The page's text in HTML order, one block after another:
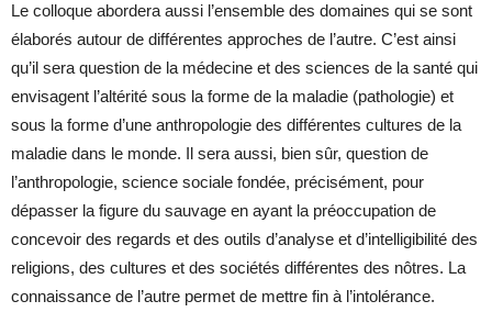
Le colloque abordera aussi l’ensemble des domaines qui se sont
élaborés autour de différentes approches de l’autre. C’est ainsi
qu’il sera question de la médecine et des sciences de la santé qui
envisagent l’altérité sous la forme de la maladie (pathologie) et
sous la forme d’une anthropologie des différentes cultures de la
maladie dans le monde. Il sera aussi, bien sûr, question de
l’anthropologie, science sociale fondée, précisément, pour
dépasser la figure du sauvage en ayant la préoccupation de
concevoir des regards et des outils d’analyse et d’intelligibilité des
religions, des cultures et des sociétés différentes des nôtres. La
connaissance de l’autre permet de mettre fin à l’intolérance.